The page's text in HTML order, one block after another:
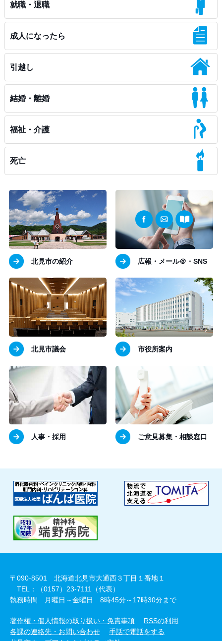
就職・退職
成人になったら
引越し
結婚・離婚
福祉・介護
死亡
北見市の紹介 広報・メール＠・SNS
北見市議会 市役所案内
人事・採用 ご意見募集・相談窓口
〒090-8501 北海道北見市大通西３丁目１番地１
TEL：（0157）23-7111（代表）
執務時間 月曜日～金曜日 8時45分～17時30分まで
著作権・個人情報の取り扱い・免責事項
RSSの利用
各課の連絡先・お問い合わせ
手話で電話をする